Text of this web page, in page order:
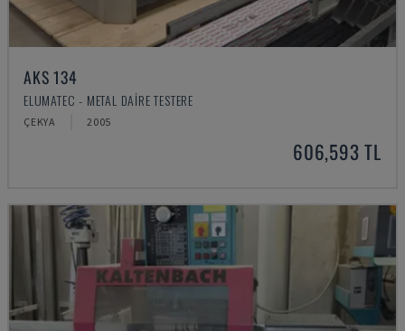
AKS 134
ELUMATEC - METAL DAIRE TESTERE
ÇEKYA 2005
606,593 TL